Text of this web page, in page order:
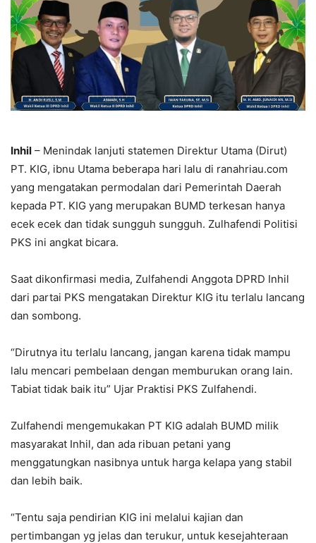
Inhil – Menindak lanjuti statemen Direktur Utama (Dirut)
PT. KIG, ibnu Utama beberapa hari lalu di ranahriau.com
yang mengatakan permodalan dari Pemerintah Daerah
kepada PT. KIG yang merupakan BUMD terkesan hanya
ecek ecek dan tidak sungguh sungguh. Zulhafendi Politisi
PKS ini angkat bicara.
Saat dikonfirmasi media, Zulfahendi Anggota DPRD Inhil
dari partai PKS mengatakan Direktur KIG itu terlalu lancang
dan sombong.
“Dirutnya itu terlalu lancang, jangan karena tidak mampu
lalu mencari pembelaan dengan memburukan orang lain.
Tabiat tidak baik itu” Ujar Praktisi PKS Zulfahendi.
Zulfahendi mengemukakan PT KIG adalah BUMD milik
masyarakat Inhil, dan ada ribuan petani yang
menggatungkan nasibnya untuk harga kelapa yang stabil
dan lebih baik.
“Tentu saja pendirian KIG ini melalui kajian dan
pertimbangan yg jelas dan terukur, untuk kesejahteraan